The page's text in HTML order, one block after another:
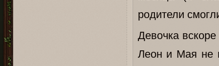
родители
Девочка
Леон и Мая не